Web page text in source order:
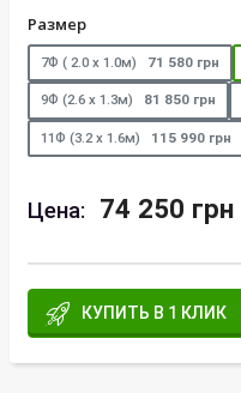
Размер
7Ф ( 2.0 х 1.0м) 71 580 грн
9Ф (2.6 х 1.3м) 81 850 грн
11Ф (3.2 х 1.6м) 115 990 грн
Цена: 74 250 грн
КУПИТЬ В 1 КЛИК